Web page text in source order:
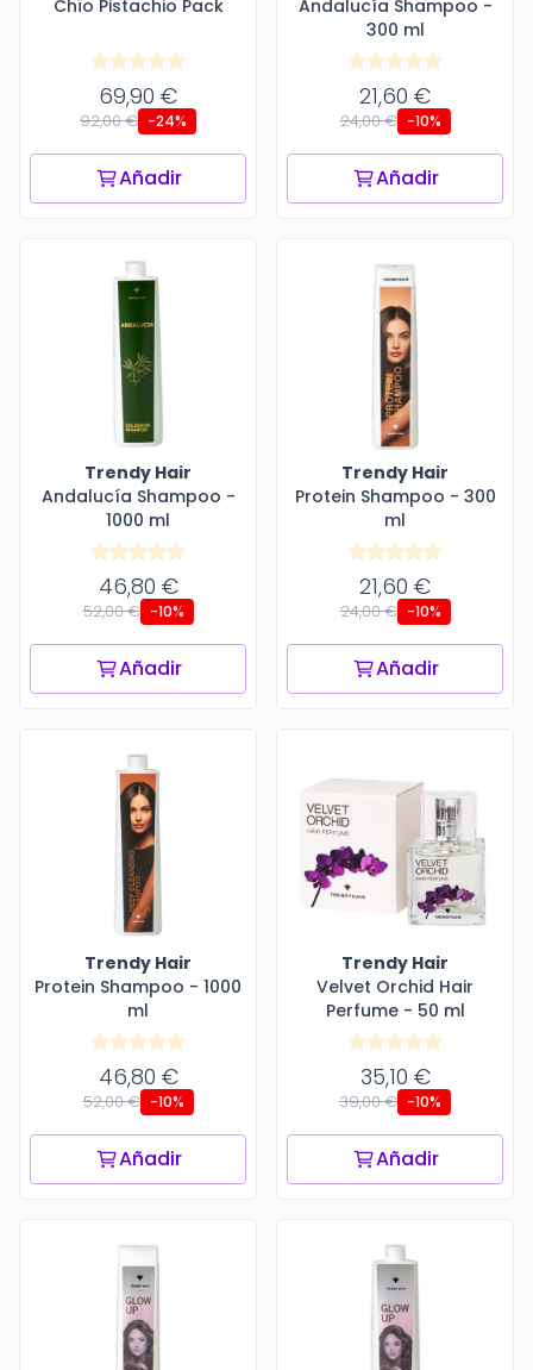
Chïo Pistachio Pack
69,90 €
92,00 € -24%
Añadir
Andalucía Shampoo -
300 ml
21,60 €
24,00 € -10%
Añadir
Trendy Hair
Andalucía Shampoo -
1000 ml
46,80 €
52,00 € -10%
Añadir
Trendy Hair
Protein Shampoo - 300
ml
21,60 €
24,00 € -10%
Añadir
Trendy Hair
Protein Shampoo - 1000
ml
46,80 €
52,00 € -10%
Añadir
Trendy Hair
Velvet Orchid Hair
Perfume - 50 ml
35,10 €
39,00 € -10%
Añadir